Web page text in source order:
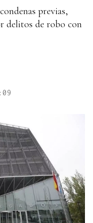
previas,
delitos de robo con